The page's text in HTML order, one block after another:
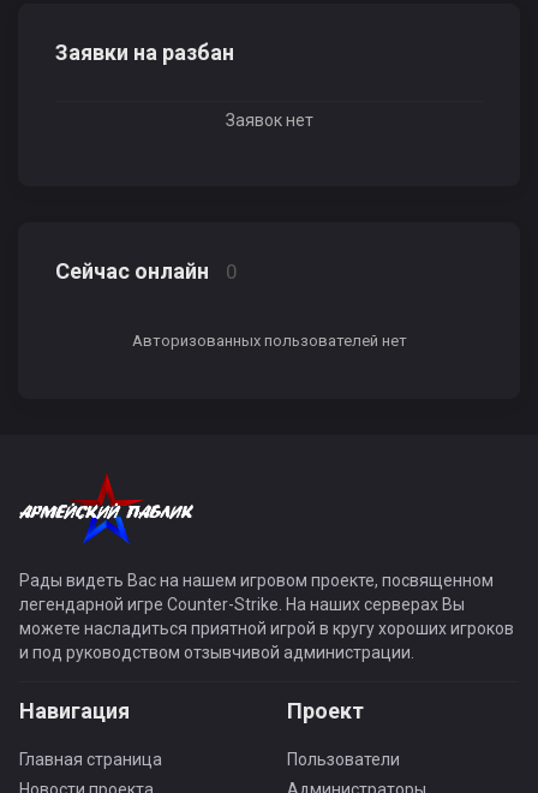
Заявки на разбан
Заявок нет
Сейчас онлайн 0
Авторизованных пользователей нет
Рады видеть Вас на нашем игровом проекте, посвященном
легендарной игре Counter-Strike. На наших серверах Вы
можете насладиться приятной игрой в кругу хороших игроков
и под руководством отзывчивой администрации.
Навигация
Главная страница
Проект
Пользователи